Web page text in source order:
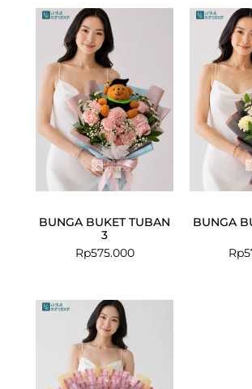
BUNGA BUKET TUBAN
3
Rp575.000
BUNGA
Rp